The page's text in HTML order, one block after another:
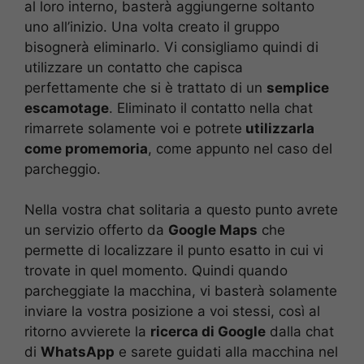
al loro interno, basterà aggiungerne soltanto
uno all’inizio. Una volta creato il gruppo
bisognerà eliminarlo. Vi consigliamo quindi di
utilizzare un contatto che capisca
perfettamente che si è trattato di un semplice
escamotage. Eliminato il contatto nella chat
rimarrete solamente voi e potrete utilizzarla
come promemoria, come appunto nel caso del
parcheggio.
Nella vostra chat solitaria a questo punto avrete
un servizio offerto da Google Maps che
permette di localizzare il punto esatto in cui vi
trovate in quel momento. Quindi quando
parcheggiate la macchina, vi basterà solamente
inviare la vostra posizione a voi stessi, così al
ritorno avvierete la ricerca di Google dalla chat
di WhatsApp e sarete guidati alla macchina nel